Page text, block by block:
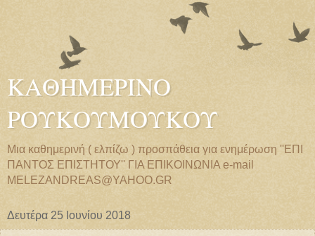
ΚΑΘΗΜΕΡΙΝΟ
ΡΟΥΚΟΥΜΟΥΚΟΥ
Μια καθημερινή ( ελπίζω ) προσπάθεια για ενημέρωση ''ΕΠΙ
ΠΑΝΤΟΣ ΕΠΙΣΤΗΤΟΥ'' ΓΙΑ ΕΠΙΚΟΙΝΩΝΙΑ e-mail
MELEZANDREAS@YAHOO.GR
Δευτέρα 25 Ιουνίου 2018